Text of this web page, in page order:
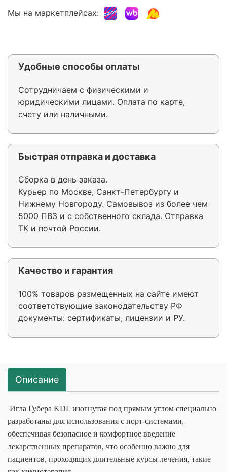
Мы на маркетплейсах:
Удобные способы оплаты
Сотрудничаем с физическими и
юридическими лицами. Оплата по карте,
счету или наличными.
Быстрая отправка и доставка
Сборка в день заказа.
Курьер по Москве, Санкт-Петербургу и
Нижнему Новгороду. Самовывоз из более чем
5000 ПВЗ и с собственного склада. Отправка
ТК и почтой России.
Качество и гарантия
100% товаров размещенных на сайте имеют
соответствующие законодательству РФ
документы: сертификаты, лицензии и РУ.
Описание
Игла Губера KDL изогнутая под прямым углом специально
разработаны для использования с порт-системами,
обеспечивая безопасное и комфортное введение
лекарственных препаратов, что особенно важно для
пациентов, проходящих длительные курсы лечения, такие